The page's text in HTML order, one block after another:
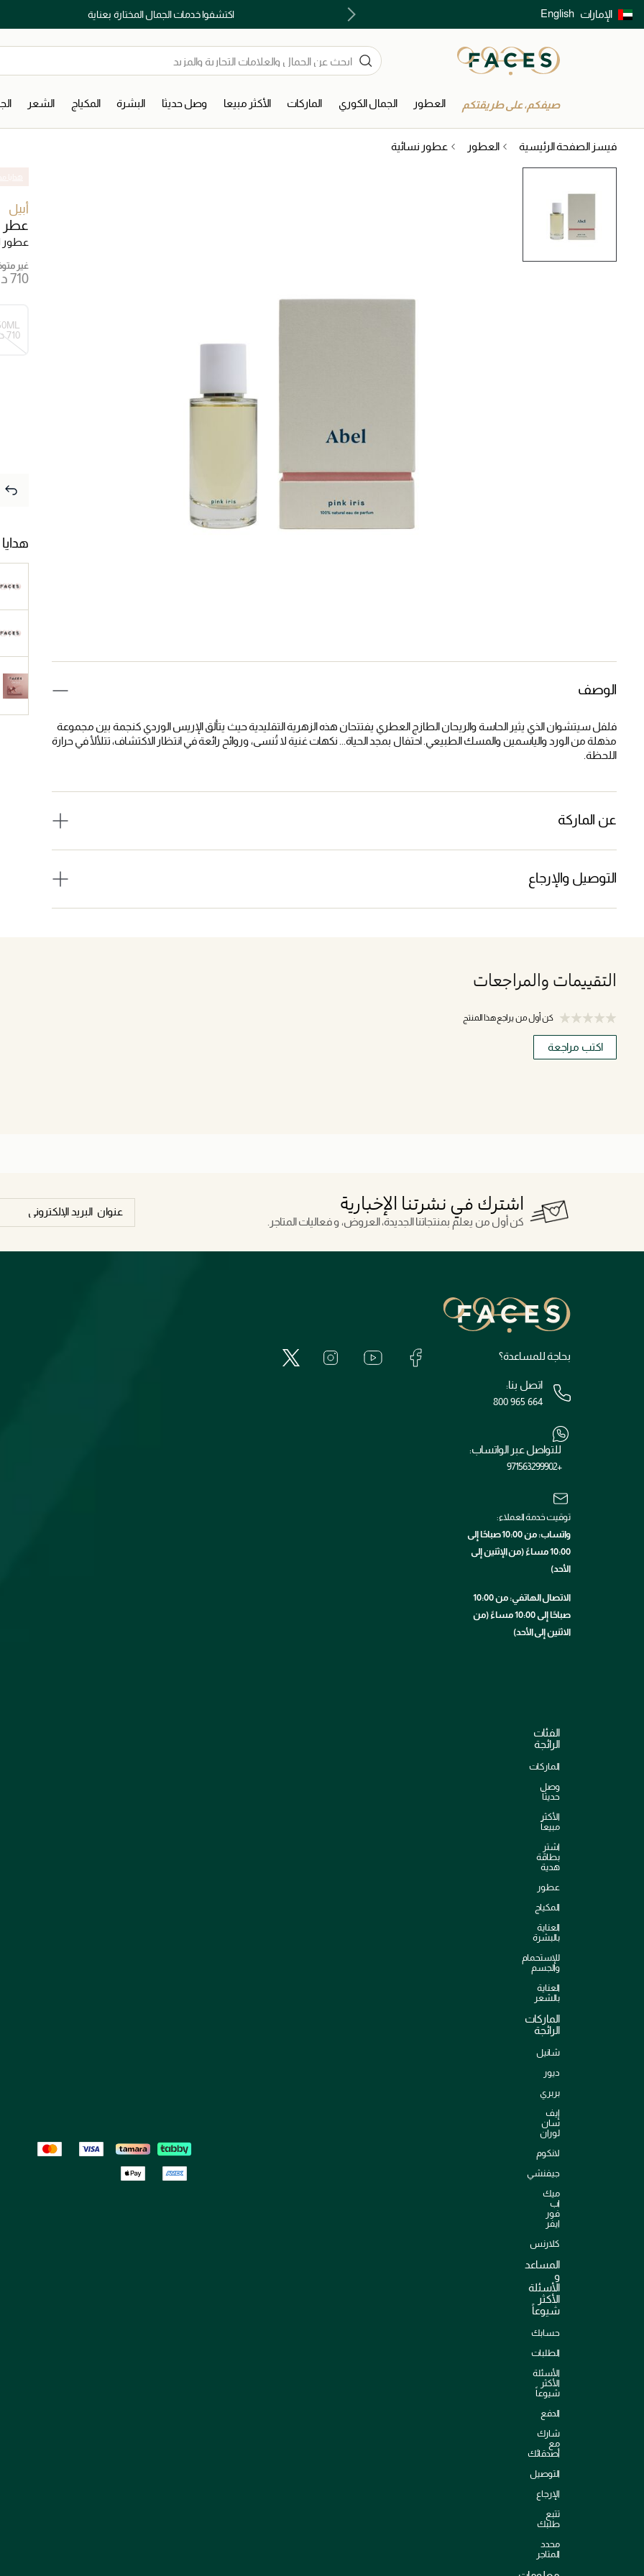
الإمارات English اكتشفوا خدمات الجمال المختارة بعناية توصيل سريع على جميع الطلبات ما فوق 299 درهم
صيفكم، على طريقتكم العطور الجمال الكوري الماركات الأكثر مبيعا وصل حديثا البشرة المكياج الشعر
فيسز الصفحة الرئيسية العطور عطور نسائية
الوصف
فلفل سيتشوان الذي يثير الحاسة والريحان الطازج العطري يفتتحان هذه الزهرية التقليدية حيث يتألق الإريس الوردي كنجمة بين مجموعة
مذهلة من الورد والياسمين والمسك الطبيعي. احتفال بمجد الحياة... نكهات غنية لا تُنسى، وروائح رائعة في انتظار الاكتشاف، تتلألأ في حرارة
اللحظة.
عن الماركة
التوصيل والإرجاع
أبيل
عطر
عطور
غير
50ML
⁦710⁩ درهم
التقييمات والمراجعات
كن أول من يراجع هذا المنتج
اكتب مراجعة
اشترك في نشرتنا الإخبارية
كن أول من يعلم بمنتجاتنا الجديدة، العروض، و فعاليات المتاجر.
بحاجة للمساعدة؟
اتصل بنا:
800 965 664
للتواصل عبر الواتساب:
+971563299902
توقيت خدمة العملاء:
واتساب: من 10:00 صباحًا إلى
10:00 مساءً (من الإثنين إلى
الأحد)
الاتصال الهاتفي: من 10:00
صباحًا إلى 10:00 مساءً (من
الاثنين إلى الأحد)
الفئات
الرائجة
الماركات
وصل
حديثاً
الأكثر
مبيعاً
اشترِ
بطاقة
هدية
عطور
المكياج
العناية
بالبشرة
للإستحمام
والجسم
العناية
بالشعر
الماركات
الرائجة
شانيل
ديور
بربري
إيف
سان
لوران
لانكوم
جيفنشي
ميك
اب
فور
ايفر
كلارنس
المساعد
و
الأسئلة
الأكثر
شيوعاً
حسابك
الطلبات
الأسئلة
الأكثر
شيوعاً
الدفع
شارك
مع
أصدقائك
التوصيل
الإرجاع
تتبع
طلبك
محدد
المتاجر